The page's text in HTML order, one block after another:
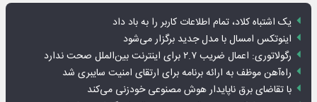
یک اشتباه کلاد، تمام اطلاعات کاربر را به باد داد
اینوتکس امسال با مدل جدید برگزار می‌شود
رگولاتوری: اعمال ضریب ۲.۷ برای اینترنت بین‌الملل صحت ندارد
راه‌آهن موظف به ارائه برنامه برای ارتقای امنیت سایبری شد
با تقاضای برق ناپایدار هوش مصنوعی خودزنی می‌کند